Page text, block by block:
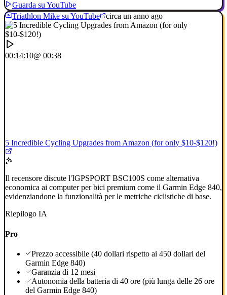
Guarda su YouTube
Triathlon Mike su YouTube
circa un anno ago
00:14:10@ 00:38
5 Incredible Cycling Upgrades from Amazon (for only $10-$120!)
Il recensore discute l'IGPSPORT BSC100S come alternativa
economica ai computer per bici premium come il Garmin Edge 840,
evidenziandone la funzionalità per le metriche ciclistiche di base.
Riepilogo IA
Pro
Prezzo accessibile (40 dollari rispetto ai 450 dollari del
Garmin Edge 840)
Garanzia di 12 mesi
Autonomia della batteria di 40 ore (più lunga delle 26 ore
del Garmin Edge 840)